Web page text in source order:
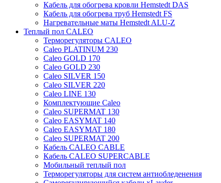
Кабель для обогрева кровли Hemstedt DAS
Кабель для обогрева труб Hemstedt FS
Нагревательные маты Hemstedt ALU-Z
Теплый пол CALEO
Терморегуляторы CALEO
Caleo PLATINUM 230
Caleo GOLD 170
Caleo GOLD 230
Caleo SILVER 150
Caleo SILVER 220
Caleo LINE 130
Комплектующие Caleo
Caleo SUPERMAT 130
Caleo EASYMAT 140
Caleo EASYMAT 180
Caleo SUPERMAT 200
Кабель CALEO CABLE
Кабель CALEO SUPERCABLE
Мобильный теплый пол
Терморегуляторы для систем антиобледенения